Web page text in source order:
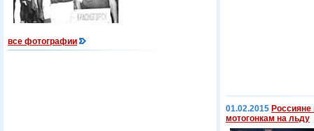
все фотографии
01.02.2015
мотогонкам на льду